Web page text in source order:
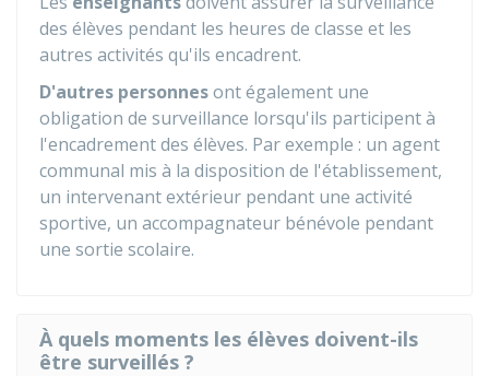
des élèves pendant les heures de classe et les
autres activités qu'ils encadrent.
D'autres personnesont également une
obligation de surveillance lorsqu'ils participent à
l'encadrement des élèves. Par exemple : un agent
communal mis à la disposition de l'établissement,
un intervenant extérieur pendant une activité
sportive, un accompagnateur bénévole pendant
une sortie scolaire.
À quels moments les élèves doivent-ils
être surveillés ?